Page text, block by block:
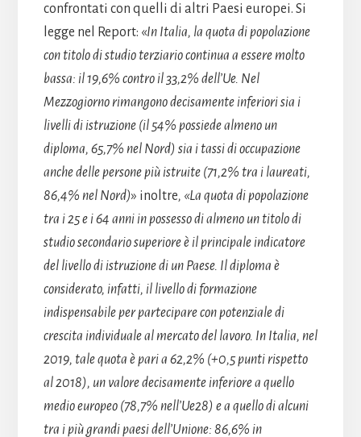
confrontati con quelli di altri Paesi europei. Si
legge nel Report: «In Italia, la quota di popolazione
con titolo di studio terziario continua a essere molto
bassa: il 19,6% contro il 33,2% dell’Ue. Nel
Mezzogiorno rimangono decisamente inferiori sia i
livelli di istruzione (il 54% possiede almeno un
diploma, 65,7% nel Nord) sia i tassi di occupazione
anche delle persone più istruite (71,2% tra i laureati,
86,4% nel Nord)» inoltre, «La quota di popolazione
tra i 25 e i 64 anni in possesso di almeno un titolo di
studio secondario superiore è il principale indicatore
del livello di istruzione di un Paese. Il diploma è
considerato, infatti, il livello di formazione
indispensabile per partecipare con potenziale di
crescita individuale al mercato del lavoro. In Italia, nel
2019, tale quota è pari a 62,2% (+0,5 punti rispetto
al 2018), un valore decisamente inferiore a quello
medio europeo (78,7% nell’Ue28) e a quello di alcuni
tra i più grandi paesi dell’Unione: 86,6% in